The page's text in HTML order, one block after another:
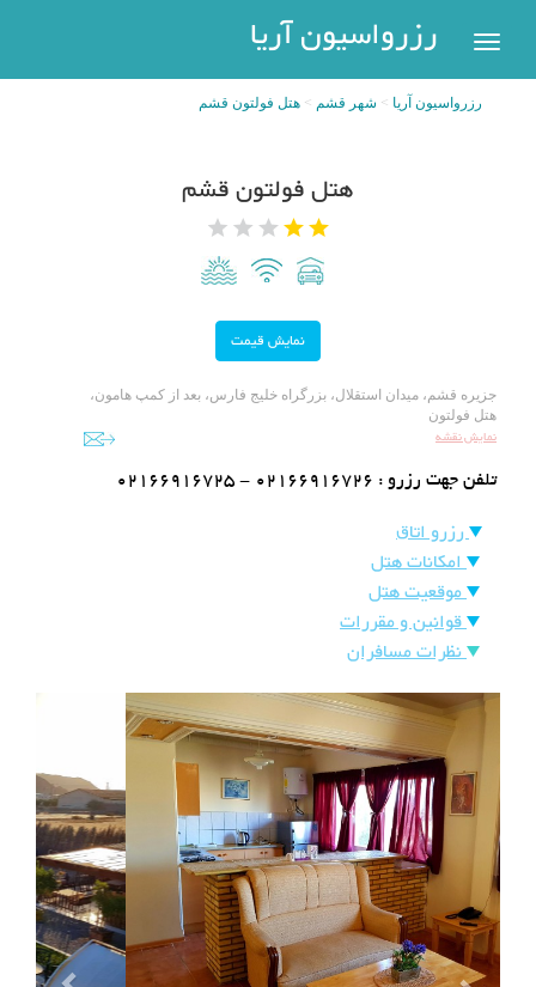
رزرواسیون آریارزرواسیون
اریا
پیگیری
رزرو
مشهد
هتل
های
اصفهان
های
شیراز
هتل
های
تبریز
رزرواسیون آریا شهر قشم هتل فولتون قشم
هتل فولتون قشم
جزیره قشم، میدان استقلال، بزرگراه خلیج فارس، بعد از کمپ هامون،
هتل فولتون
نمایش نقشه
تلفن جهت رزرو : 02166916725 - 02166916726
رزرو اتاق
امکانات هتل
موقعیت هتل
قوانین و مقررات
نظرات مسافران